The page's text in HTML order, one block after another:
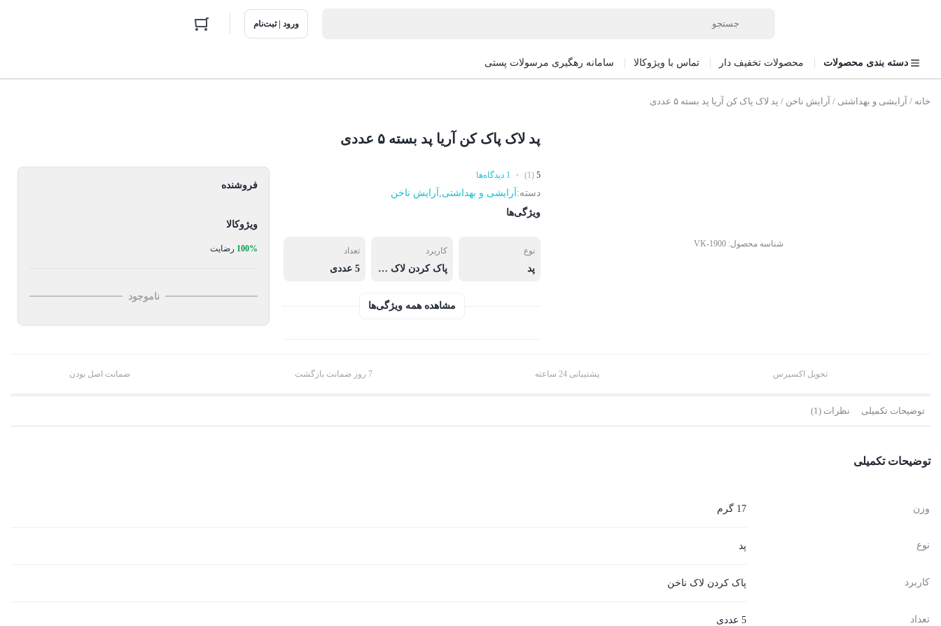
ورود | ثبت‌نام
دسته بندی محصولات محصولات تخفیف دار تماس با ویژوکالا سامانه رهگیری مرسولات پستی
خانه / آرایشی و بهداشتی / آرایش ناخن / پد لاک پاک کن آریا پد بسته ۵ عددی
شناسه محصول: VK-1900
پد لاک پاک کن آریا پد بسته ۵ عددی
5
(1) 1 دیدگاه‌ها
دسته: آرایشی و بهداشتی, آرایش ناخن
ویژگی‌ها
نوع
پد
کاربرد
پاک کردن لاک ناخن
تعداد
5 عددی
مشاهده همه ویژگی‌ها
فروشنده
ویژوکالا
100% رضایت
ناموجود
تحویل اکسپرس پشتیبانی 24 ساعته 7 روز ضمانت بازگشت ضمانت اصل بودن
توضیحات تکمیلی نظرات (1)
توضیحات تکمیلی
وزن 17 گرم
نوع پد
کاربرد پاک کردن لاک ناخن
تعداد 5 عددی